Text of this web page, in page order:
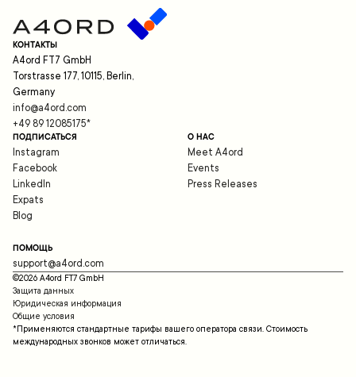
КОНТАКТЫ
A4ord FT7 GmbH
Torstrasse 177, 10115, Berlin,
Germany
info@a4ord.com
+49 89 12085175*
ПОДПИСАТЬСЯ
Instagram
Facebook
LinkedIn
Expats
Blog
О НАС
Meet A4ord
Events
Press Releases
ПОМОЩЬ
support@a4ord.com
©2026 A4ord FT7 GmbH
Защита данных
Юридическая информация
Общие условия
*Применяются стандартные тарифы вашего оператора связи. Стоимость
международных звонков может отличаться.